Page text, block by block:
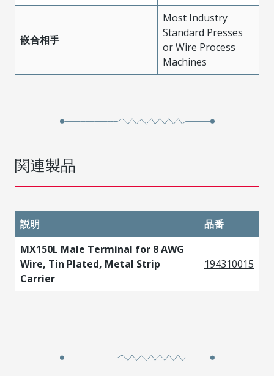
嵌合相手
Most Industry
Standard Presses
or Wire Process
Machines
関連製品
説明
品番
MX150L Male Terminal for 8 AWG
Wire, Tin Plated, Metal Strip
Carrier
194310015